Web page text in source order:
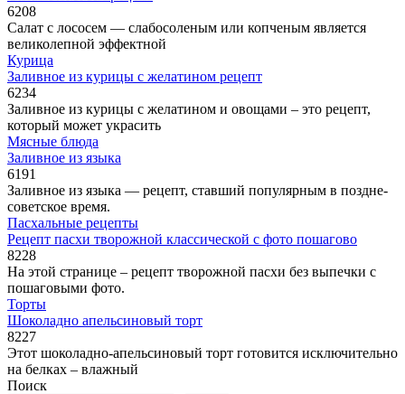
6208
Салат с лососем — слабосоленым или копченым является
великолепной эффектной
Курица
Заливное из курицы с желатином рецепт
6234
Заливное из курицы с желатином и овощами – это рецепт,
который может украсить
Мясные блюда
Заливное из языка
6191
Заливное из языка — рецепт, ставший популярным в поздне-
советское время.
Пасхальные рецепты
Рецепт пасхи творожной классической с фото пошагово
8228
На этой странице – рецепт творожной пасхи без выпечки с
пошаговыми фото.
Торты
Шоколадно апельсиновый торт
8227
Этот шоколадно-апельсиновый торт готовится исключительно
на белках – влажный
Поиск